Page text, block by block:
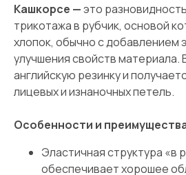
Кашкорсе —это
трикотажа в рубчик, основой
хлопок, обычно с добавлением
улучшения свойств
английскую резинку и
лицевых и изнаночных петель.
Особенности и
Эластичная структура «в
обеспечивает хорошее